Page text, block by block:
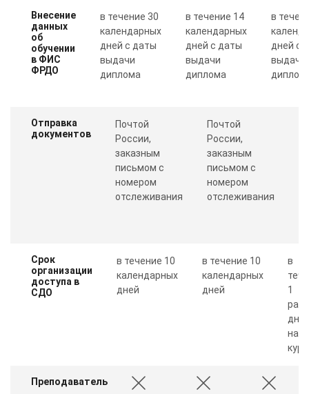
Внесение
данных
об
обучении
в ФИС
ФРДО
в течение 30
календарных
дней с даты
выдачи
диплома
в течение 14
календарных
дней с даты
выдачи
диплома
в
дней с
выдачи
Отправка
документов
Почтой
России,
заказным
письмом с
номером
отслеживания
Почтой
России,
заказным
письмом с
номером
отслеживания
Срок
организации
доступа в
СДО
в течение 10
календарных
дней
в течение 10
календарных
дней
в
1
дня
Преподаватель